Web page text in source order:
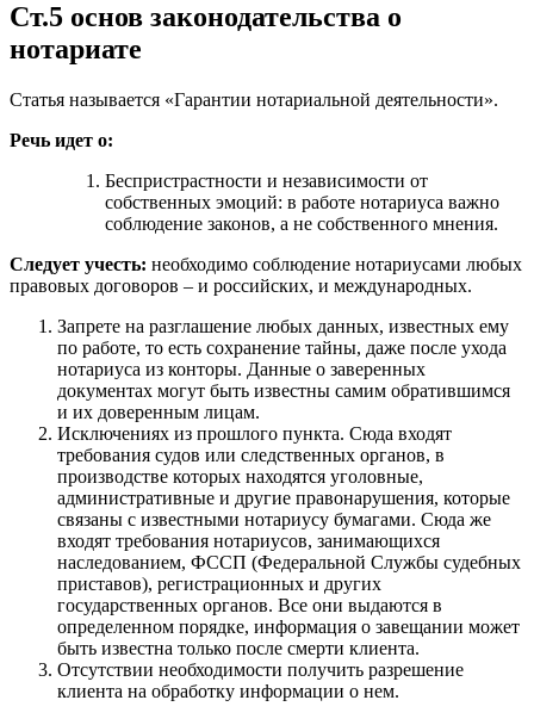
Ст.5 основ законодательства о
нотариате
Статья называется «Гарантии нотариальной деятельности».
Речь идет о:
Беспристрастности и независимости от
собственных эмоций: в работе нотариуса важно
соблюдение законов, а не собственного мнения.
Следует учесть: необходимо соблюдение нотариусами любых
правовых договоров – и российских, и международных.
Запрете на разглашение любых данных, известных ему
по работе, то есть сохранение тайны, даже после ухода
нотариуса из конторы. Данные о заверенных
документах могут быть известны самим обратившимся
и их доверенным лицам.
Исключениях из прошлого пункта. Сюда входят
требования судов или следственных органов, в
производстве которых находятся уголовные,
административные и другие правонарушения, которые
связаны с известными нотариусу бумагами. Сюда же
входят требования нотариусов, занимающихся
наследованием, ФССП (Федеральной Службы судебных
приставов), регистрационных и других
государственных органов. Все они выдаются в
определенном порядке, информация о завещании может
быть известна только после смерти клиента.
Отсутствии необходимости получить разрешение
клиента на обработку информации о нем.